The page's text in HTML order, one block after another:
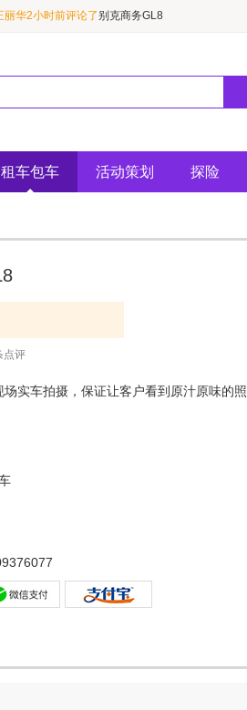
丽华2小时前评论了别克商务GL8
伟3小时前评论了普拉多（霸道）
租车包车 活动策划 探险
点评
场实车拍摄，保证让客户看到原汁原味的照